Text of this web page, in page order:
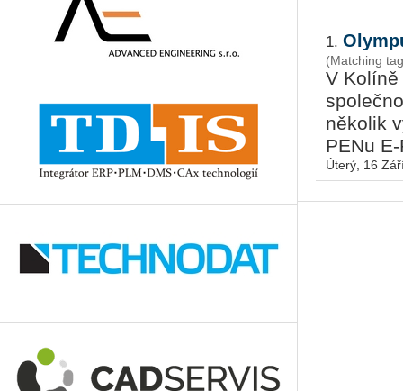
1.
(Matching
V
několik
PENu
Úterý, 16